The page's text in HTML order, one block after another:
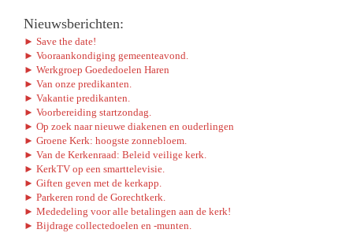
Nieuwsberichten:
► Save the date!
► Vooraankondiging gemeenteavond.
► Werkgroep Goededoelen Haren
► Van onze predikanten.
► Vakantie predikanten.
► Voorbereiding startzondag.
► Op zoek naar nieuwe diakenen en ouderlingen
► Groene Kerk: hoogste zonnebloem.
► Van de Kerkenraad: Beleid veilige kerk.
► KerkTV op een smarttelevisie.
► Giften geven met de kerkapp.
► Parkeren rond de Gorechtkerk.
► Mededeling voor alle betalingen aan de kerk!
► Bijdrage collectedoelen en -munten.